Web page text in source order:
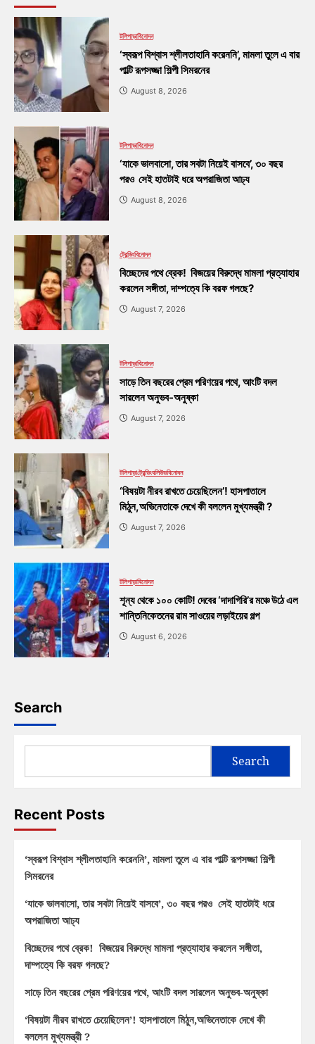
টলিপাড়াবিনোদন
‘স্বরূপ বিশ্বাস শ্লীলতাহানি করেননি’, মামলা তুলে এ বার
পাল্টি রূপসজ্জা শিল্পী সিমরনের
August 8, 2026
টলিপাড়াবিনোদন
‘যাকে ভালবাসো, তার সবটা নিয়েই বাসবে’, ৩০ বছর
পরও সেই হাতটাই ধরে অপরাজিতা আঢ্য
August 8, 2026
ট্রেন্ডিংবিনোদন
বিচ্ছেদের পথে ব্রেক! বিজয়ের বিরুদ্ধে মামলা প্রত্যাহার
করলেন সঙ্গীতা, দাম্পত্যে কি বরফ গলছে?
August 7, 2026
টলিপাড়াবিনোদন
সাড়ে তিন বছরের প্রেম পরিণয়ের পথে, আংটি বদল
সারলেন অনুভব-অনুষ্কা
August 7, 2026
টলিপাড়াট্রেন্ডিংবলিউডবিনোদন
‘বিষয়টা নীরব রাখতে চেয়েছিলেন’! হাসপাতালে
মিঠুন,অভিনেতাকে দেখে কী বললেন মুখ্যমন্ত্রী ?
August 7, 2026
টলিপাড়াবিনোদন
শূন্য থেকে ১০০ কোটি! দেবের ‘দাদাগিরি’র মঞ্চে উঠে এল
শান্তিনিকেতনের রাম সাওয়ের লড়াইয়ের গল্প
August 6, 2026
Search
Search
Recent Posts
‘স্বরূপ বিশ্বাস শ্লীলতাহানি করেননি’, মামলা তুলে এ বার পাল্টি রূপসজ্জা শিল্পী
সিমরনের
‘যাকে ভালবাসো, তার সবটা নিয়েই বাসবে’, ৩০ বছর পরও সেই হাতটাই ধরে
অপরাজিতা আঢ্য
বিচ্ছেদের পথে ব্রেক! বিজয়ের বিরুদ্ধে মামলা প্রত্যাহার করলেন সঙ্গীতা,
দাম্পত্যে কি বরফ গলছে?
সাড়ে তিন বছরের প্রেম পরিণয়ের পথে, আংটি বদল সারলেন অনুভব-অনুষ্কা
‘বিষয়টা নীরব রাখতে চেয়েছিলেন’! হাসপাতালে মিঠুন,অভিনেতাকে দেখে কী
বললেন মুখ্যমন্ত্রী ?